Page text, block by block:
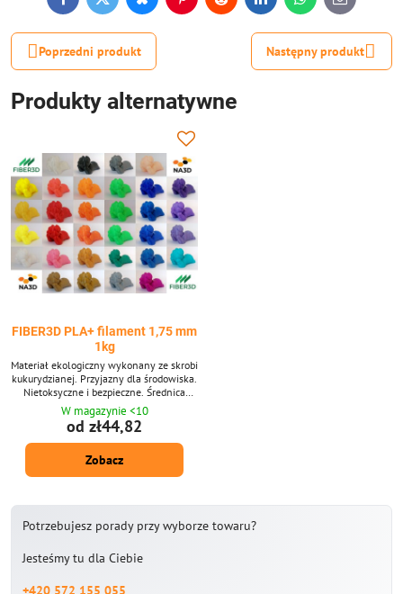
mail
Poprzedni produkt Następny produkt
Produkty alternatywne
FIBER3D PLA+ filament 1,75 mm
1kg
Materiał ekologiczny wykonany ze skrobi
kukurydzianej. Przyjazny dla środowiska.
Nietoksyczne i bezpieczne. Średnica
filamentu: 1,75 mm ± 0,02 mm. Pakiet
1 kg - zawiera około 335 m strun o
średnicy 1,75 mm. Dostarczone w
szerokiej gamie kolorów 38 odcieni.
Dostarczamy również materiał PLA po
10 -metrowych paczkach dla długopisów
W magazynie <10
od zł44,82
Zobacz
Potrzebujesz porady przy wyborze towaru?
Jesteśmy tu dla Ciebie
+420 572 155 055